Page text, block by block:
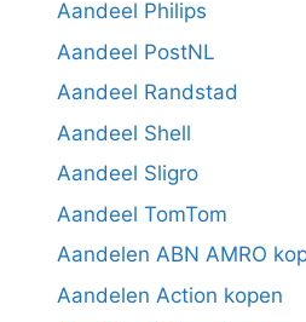
Aandeel Philips
Aandeel PostNL
Aandeel Randstad
Aandeel Shell
Aandeel Sligro
Aandeel TomTom
Aandelen ABN AMRO
Aandelen Action kopen